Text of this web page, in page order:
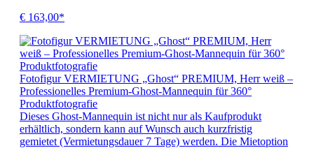
€ 163,00*
Fotofigur VERMIETUNG „Ghost“ PREMIUM, Herr weiß –
Professionelles Premium-Ghost-Mannequin für 360°
Produktfotografie
Dieses Ghost-Mannequin ist nicht nur als Kaufprodukt
erhältlich, sondern kann auf Wunsch auch kurzfristig
gemietet (Vermietungsdauer 7 Tage) werden. Die Mietoption